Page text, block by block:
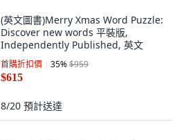
(英文圖書)Merry Xmas Word Puzzle:
Discover new words 平裝版,
Independently Published, 英文
首購折扣價 35%$959
$615
8/20 預計送達